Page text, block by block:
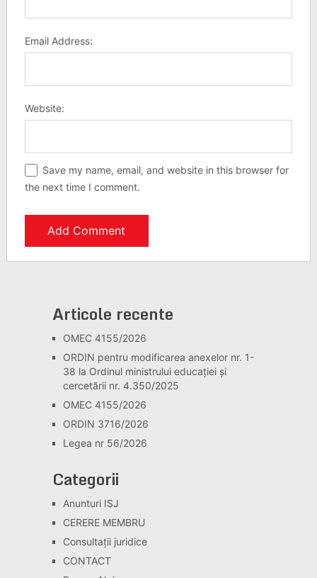
Email Address:
Website:
Save my name, email, and website in this browser for
the next time I comment.
Articole recente
OMEC 4155/2026
ORDIN pentru modificarea anexelor nr. 1-
38 la Ordinul ministrului educației și
cercetării nr. 4.350/2025
OMEC 4155/2026
ORDIN 3716/2026
Legea nr 56/2026
Categorii
Anunturi ISJ
CERERE MEMBRU
Consultaţii juridice
CONTACT